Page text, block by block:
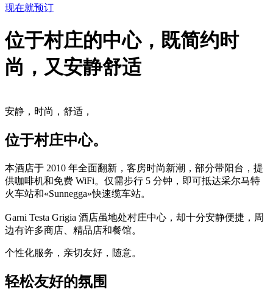
现在就预订
位于村庄的中心，既简约时
尚，又安静舒适
安静，时尚，舒适，
位于村庄中心。
本酒店于 2010 年全面翻新，客房时尚新潮，部分带阳台，提
供咖啡机和免费 WiFi。仅需步行 5 分钟，即可抵达采尔马特
火车站和«Sunnegga»快速缆车站。
Garni Testa Grigia 酒店虽地处村庄中心，却十分安静便捷，周
边有许多商店、精品店和餐馆。
个性化服务，亲切友好，随意。
轻松友好的氛围